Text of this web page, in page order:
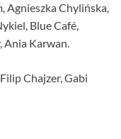
Agnieszka Chylińska,
Blue Café,
Ania Karwan.
Chajzer, Gabi